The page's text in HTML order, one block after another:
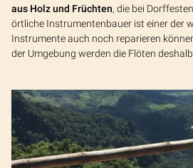
aus Holz und Früchten, die bei
örtliche Instrumentenbauer ist einer der
Instrumente auch noch reparieren
der Umgebung werden die Flöten